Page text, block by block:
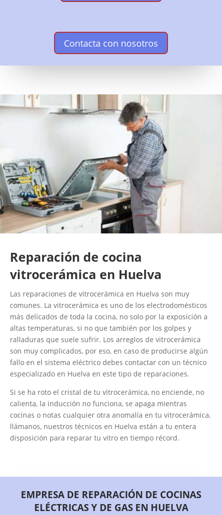
Contacta con nosotros
Reparación de cocina
vitrocerámica en Huelva
Las reparaciones de vitrocerámica en Huelva son muy
comunes. La vitrocerámica es uno de los electrodomésticos
más delicados de toda la cocina, no solo por la exposición a
altas temperaturas, si no que también por los golpes y
ralladuras que suele sufrir. Los arreglos de vitrocerámica
son muy complicados, por eso, en caso de producirse algún
fallo en el sistema eléctrico debes contactar con un técnico
especializado en Huelva en este tipo de reparaciones.
Si se ha roto el cristal de tu vitrocerámica, no enciende, no
calienta, la inducción no funciona, se apaga mientras
cocinas o notas cualquier otra anomalía en tu vitrocerámica,
llámanos, nuestros técnicos en Huelva están a tu entera
disposición para reparar tu vitro en tiempo récord.
EMPRESA DE REPARACIÓN DE COCINAS
ELÉCTRICAS Y DE GAS EN HUELVA